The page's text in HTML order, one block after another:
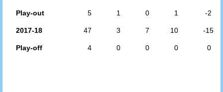
Play-out 5 1 0 1 -2
2017-18 47 3 7 10 -15
Play-off 4 0 0 0 0